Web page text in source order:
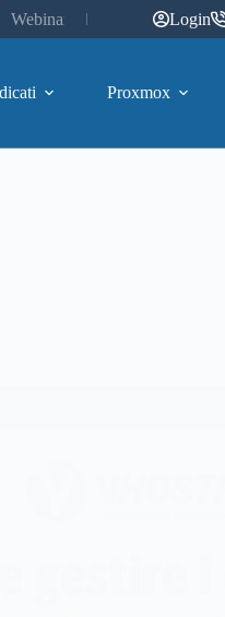
Webinar Login
Proxmox